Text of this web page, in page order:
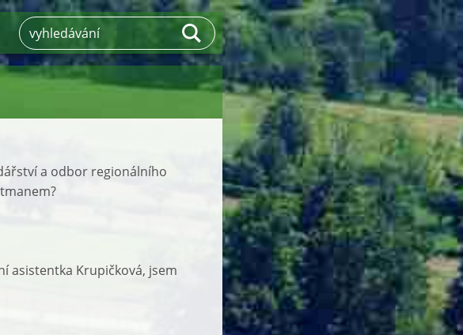
a odbor regionálního
asistentka Krupičková, jsem